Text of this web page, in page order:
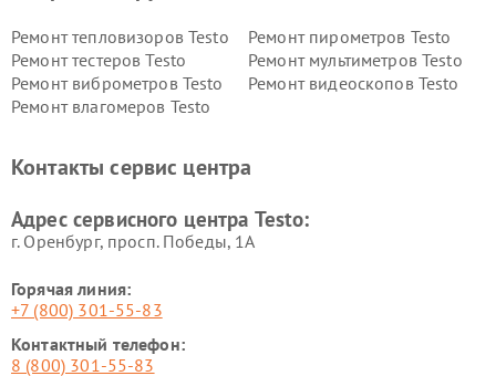
Ремонт тепловизоров Testo
Ремонт пирометров Testo
Ремонт тестеров Testo
Ремонт мультиметров Testo
Ремонт виброметров Testo
Ремонт видеоскопов Testo
Ремонт влагомеров Testo
Контакты сервис центра
Адрес сервисного центра Testo:
г. Оренбург, просп. Победы, 1А
Горячая линия:
+7 (800) 301-55-83
Контактный телефон:
8 (800) 301-55-83